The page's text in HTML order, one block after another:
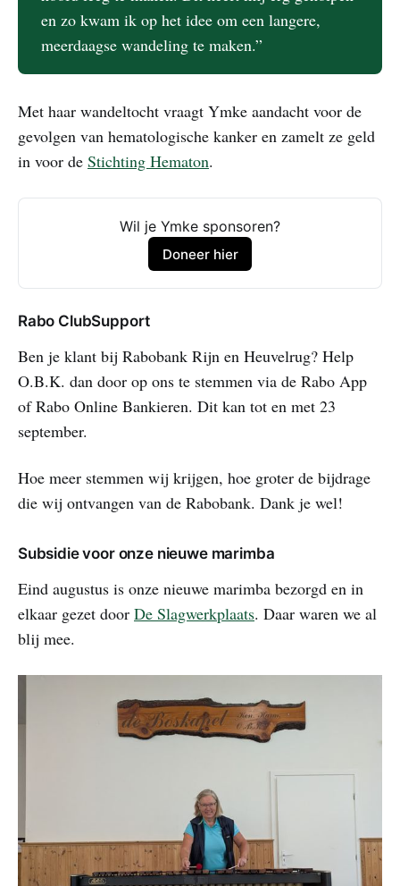
en zo kwam ik op het idee om een langere,
meerdaagse wandeling te maken.”
Met haar wandeltocht vraagt Ymke aandacht voor de
gevolgen van hematologische kanker en zamelt ze geld
in voor de Stichting Hematon.
Wil je Ymke sponsoren?
Doneer hier
Rabo ClubSupport
Ben je klant bij Rabobank Rijn en Heuvelrug? Help
O.B.K. dan door op ons te stemmen via de Rabo App
of Rabo Online Bankieren. Dit kan tot en met 23
september.
Hoe meer stemmen wij krijgen, hoe groter de bijdrage
die wij ontvangen van de Rabobank. Dank je wel!
Subsidie voor onze nieuwe marimba
Eind augustus is onze nieuwe marimba bezorgd en in
elkaar gezet door De Slagwerkplaats. Daar waren we al
blij mee.